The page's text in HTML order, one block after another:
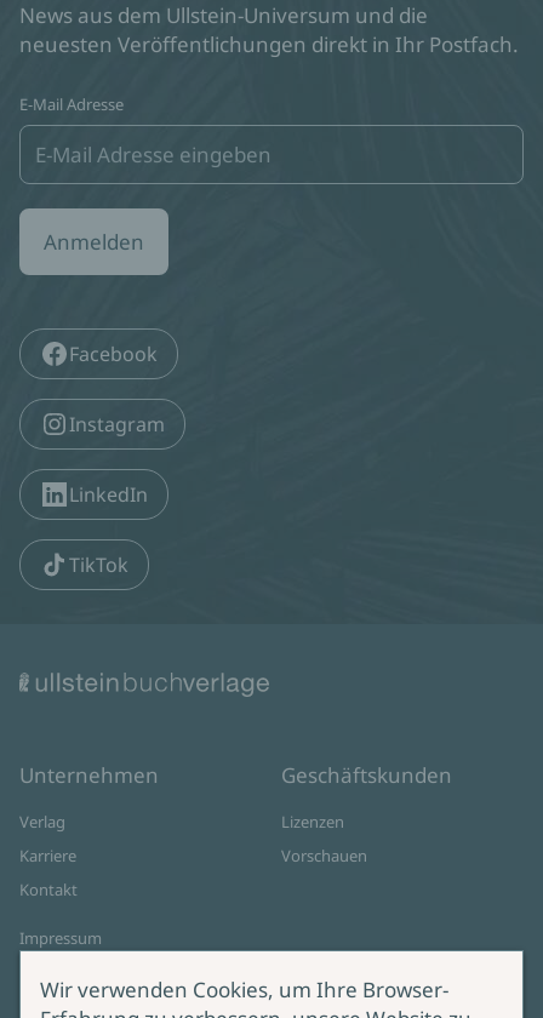
News aus dem Ullstein-Universum und die
neuesten Veröffentlichungen direkt in Ihr Postfach.
E-Mail Adresse
Anmelden
Facebook
Instagram
LinkedIn
TikTok
Unternehmen
Verlag
Karriere
Kontakt
Impressum
Cookie-Einstellungen
Geschäftskunden
Lizenzen
Vorschauen
Wir verwenden Cookies, um Ihre Browser-